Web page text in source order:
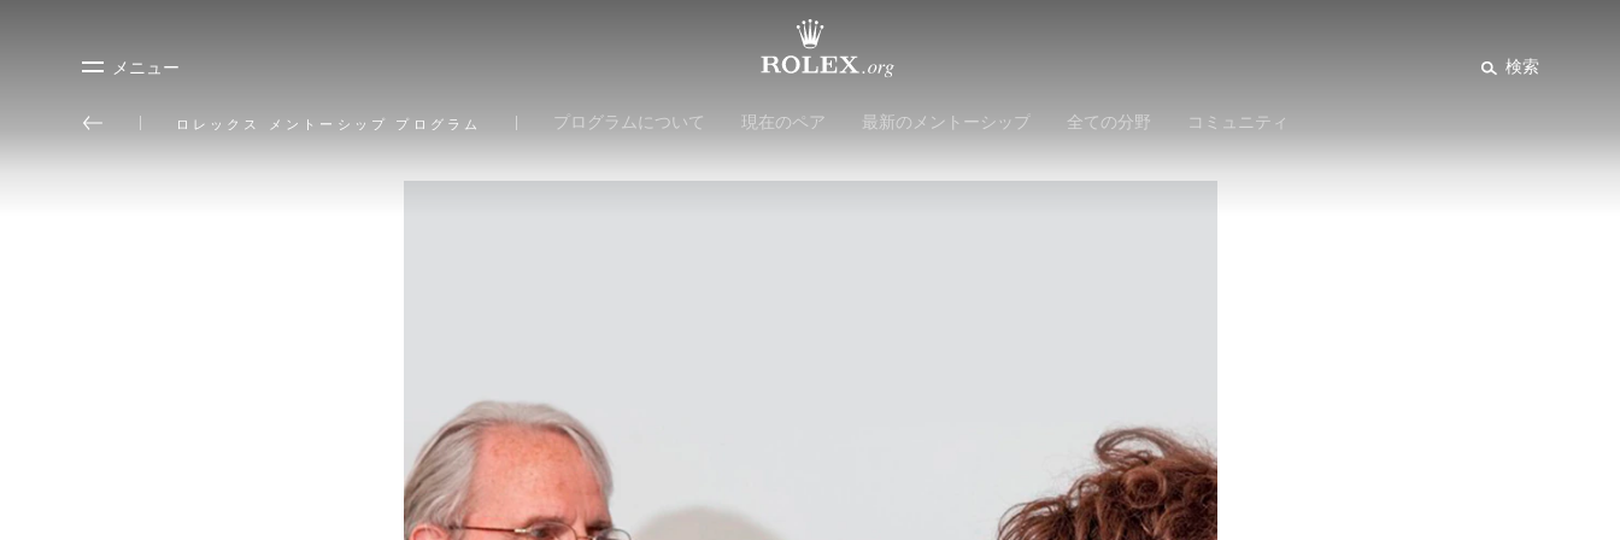
メニュー 検索
ロレックス メントーシップ プログラム プログラムについて 現在のペア 最新のメントーシップ 全ての分野 コミュニティ